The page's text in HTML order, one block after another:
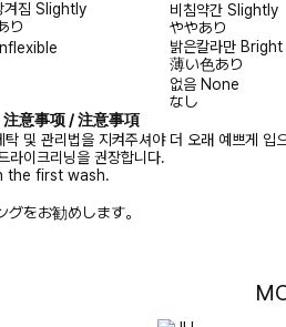
겨짐 Slightly
り
비침약간 Slightly
ややあり
Inflexible
밝은칼라만
薄い色あり
없음 None
なし
意事项 / 注意事項
및 관리법을 지켜주셔야 더 오래 예쁘게 입
라이크리닝을 권장합니다.
the first wash.
をお勧めします。